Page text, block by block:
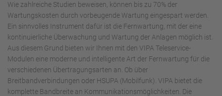
Wie zahlreiche Studien beweisen, können bis zu 70% der
Wartungskosten durch vorbeugende Wartung eingespart werden.
Ein sinnvolles Instrument dafür ist die Fernwartung, mit der eine
kontinuierliche Überwachung und Wartung der Anlagen möglich ist.
Aus diesem Grund bieten wir Ihnen mit den VIPA Teleservice-
Modulen eine moderne und intelligente Art der Fernwartung für die
verschiedenen Übertragungsarten an. Ob über
Breitbandverbindungen oder HSUPA (Mobilfunk). VIPA bietet die
komplette Bandbreite an Kommunikationsmöglichkeiten. Die